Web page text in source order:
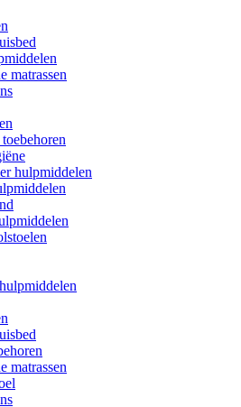
matrassen
hulpmiddelen
matrassen